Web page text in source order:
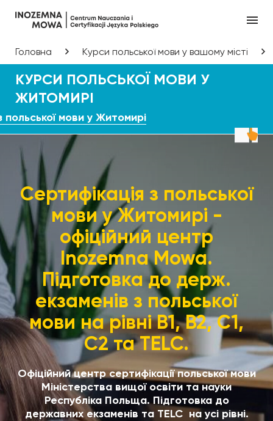
Головна Курси польської мови у вашому місті
КУРСИ ПОЛЬСЬКОЇ МОВИ У
ЖИТОМИРІ
польської мови у Житомирі
Сертифікація з польської
мови у Житомирі -
офіційний центр
Inozemna Mowa.
Підготовка до держ.
екзаменів з польської
мови на рівні В1, В2, С1,
С2 та TELC.
Офіційний центр сертифікації польської мови
Міністерства вищої освіти та науки
Республіка Польща. Підготовка до
державних екзаменів та TELC на усі рівні.